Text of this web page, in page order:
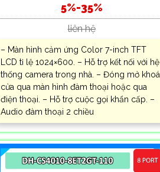
5%-35%
liên hệ
– Màn hình cảm ứng Color 7-inch TFT
LCD tỉ lệ 1024×600. – Hỗ trợ kết nối với hệ
thống camera trong nhà. – Đóng mở khoá
cửa qua màn hình đàm thoại hoặc qua
điện thoại. – Hỗ trợ cuộc gọi khẩn cấp. –
Audio đàm thoại 2 chiều